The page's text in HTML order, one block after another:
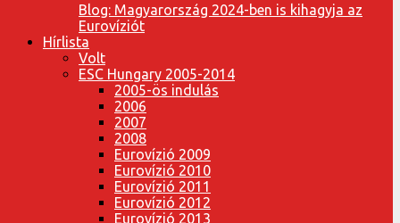
Blog: Magyarország 2024-ben is kihagyja az
Eurovíziót
Hírlista
Volt
ESC Hungary 2005-2014
2005-ös indulás
2006
2007
2008
Eurovízió 2009
Eurovízió 2010
Eurovízió 2011
Eurovízió 2012
Eurovízió 2013